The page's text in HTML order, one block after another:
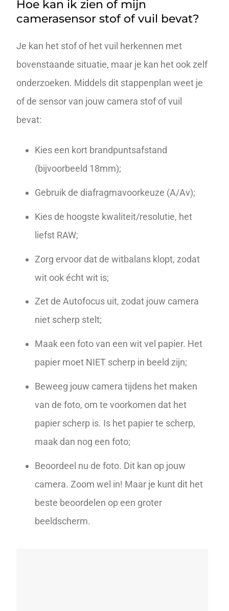
Hoe kan ik zien of mijn
camerasensor stof of vuil bevat?
Je kan het stof of het vuil herkennen met
bovenstaande situatie, maar je kan het ook zelf
onderzoeken. Middels dit stappenplan weet je
of de sensor van jouw camera stof of vuil
bevat:
Kies een kort brandpuntsafstand
(bijvoorbeeld 18mm);
Gebruik de diafragmavoorkeuze (A/Av);
Kies de hoogste kwaliteit/resolutie, het
liefst RAW;
Zorg ervoor dat de witbalans klopt, zodat
wit ook écht wit is;
Zet de Autofocus uit, zodat jouw camera
niet scherp stelt;
Maak een foto van een wit vel papier. Het
papier moet NIET scherp in beeld zijn;
Beweeg jouw camera tijdens het maken
van de foto, om te voorkomen dat het
papier scherp is. Is het papier te scherp,
maak dan nog een foto;
Beoordeel nu de foto. Dit kan op jouw
camera. Zoom wel in! Maar je kunt dit het
beste beoordelen op een groter
beeldscherm.